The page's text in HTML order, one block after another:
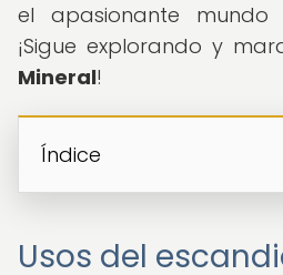
el apasionante mundo
¡Sigue explorando y
Mineral!
Índice
Usos del